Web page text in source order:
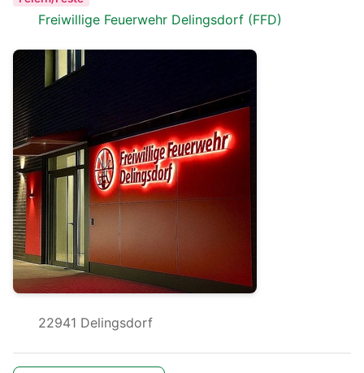
Freiwillige Feuerwehr Delingsdorf (FFD)
22941 Delingsdorf